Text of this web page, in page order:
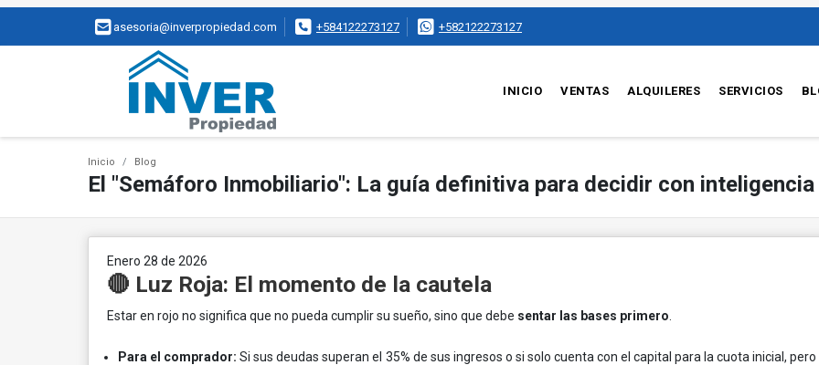
asesoria@inverpropiedad.com +584122273127 +582122273127
INICIO VENTAS ALQUILERES SERVICIOS
Inicio Blog
El "Semáforo Inmobiliario": La guía definitiva para decidir con
Enero 28 de 2026
🔴 Luz Roja: El momento de la cautela
Estar en rojo no significa que no pueda cumplir su sueño, sino que debe sentar las bases primero
Para el comprador: Si sus deudas superan el 35% de sus ingresos o si solo cuenta con el capital para la cuota inicial,